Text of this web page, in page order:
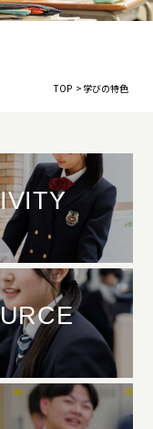
サイトマップ
付について
TOP 学びの特色